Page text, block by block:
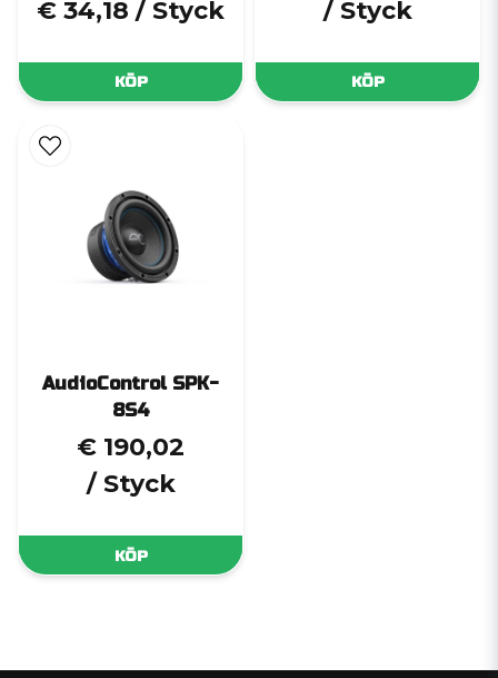
€ 34,18 / Styck
KÖP
/ Styck
KÖP
AudioControl SPK-
8S4
€ 190,02
/ Styck
KÖP